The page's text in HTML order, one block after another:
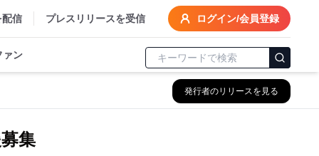
配信 プレスリリースを受信 ログイン/会員登録
ァン
発行者のリリースを見る
募集